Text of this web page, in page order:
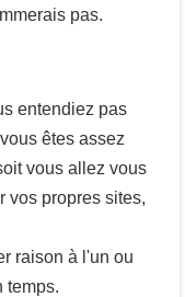
pas.
entendiez pas
êtes assez
vous allez vous
vos propres sites,
raison à l'un ou
temps.